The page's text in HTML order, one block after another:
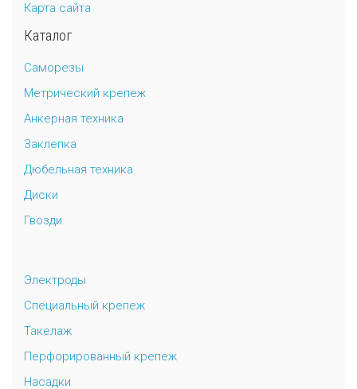
Карта сайта
Каталог
Саморезы
Метрический крепеж
Анкерная техника
Заклепка
Дюбельная техника
Диски
Гвозди
Электроды
Специальный крепеж
Такелаж
Перфорированный крепеж
Насадки